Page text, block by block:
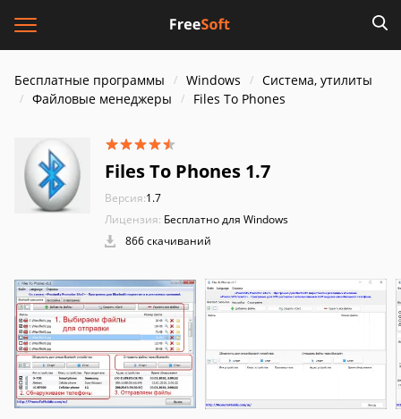
Бесплатные программы Windows
Система, утилиты
Файловые менеджеры
Files To Phones
Files To Phones 1.7
Версия:1.7
Лицензия: Бесплатно для Windows
866 скачиваний